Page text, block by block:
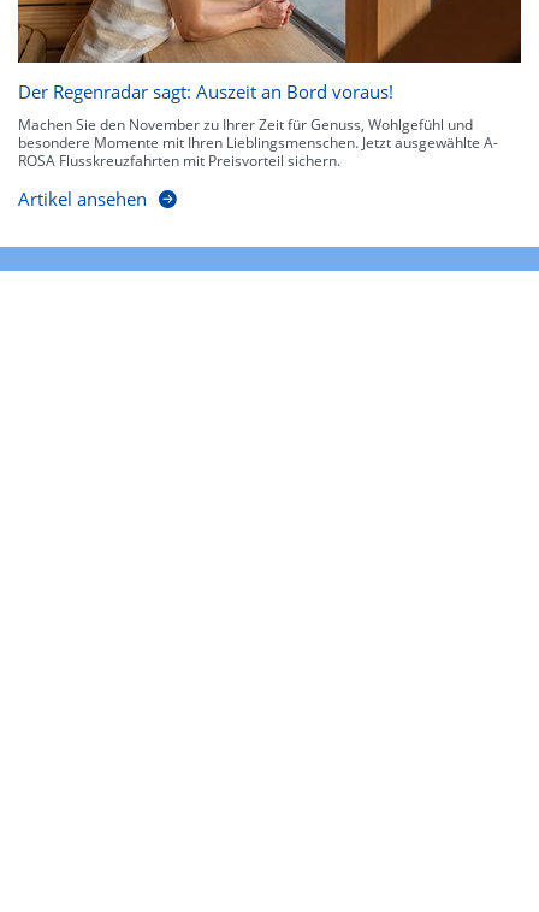
Der Regenradar sagt: Auszeit an Bord voraus!
Machen Sie den November zu Ihrer Zeit für Genuss, Wohlgefühl und
besondere Momente mit Ihren Lieblingsmenschen. Jetzt ausgewählte A-
ROSA Flusskreuzfahrten mit Preisvorteil sichern.
Artikel ansehen